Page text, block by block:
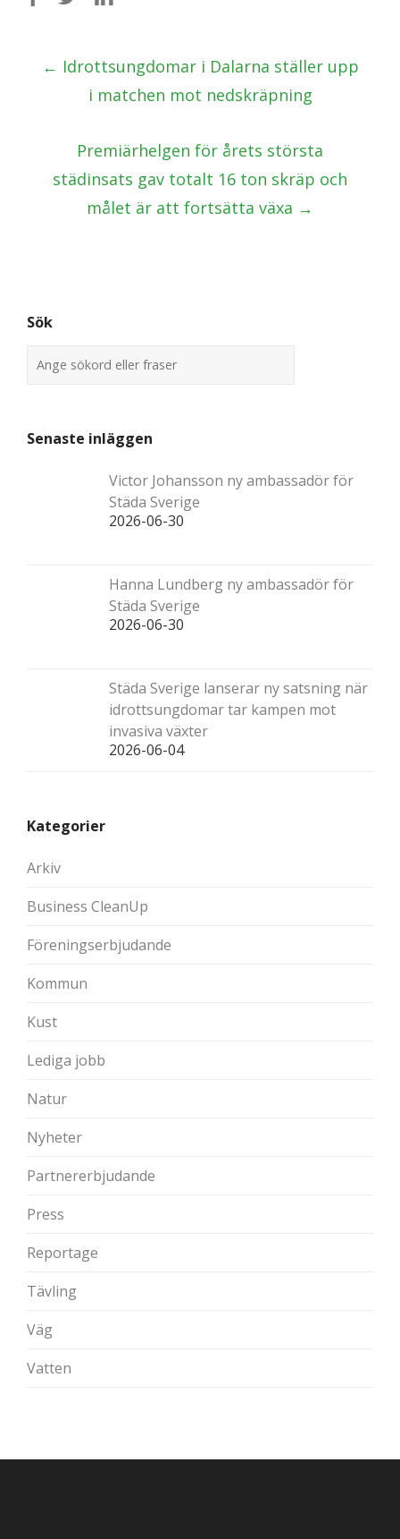
Post
navigation
← Idrottsungdomar i Dalarna ställer upp
i matchen mot nedskräpning
Premiärhelgen för årets största
städinsats gav totalt 16 ton skräp och
målet är att fortsätta växa →
Sök
Senaste inläggen
Victor Johansson ny ambassadör för
Städa Sverige
2026-06-30
Hanna Lundberg ny ambassadör för
Städa Sverige
2026-06-30
Städa Sverige lanserar ny satsning när
idrottsungdomar tar kampen mot
invasiva växter
2026-06-04
Kategorier
Arkiv
Business CleanUp
Föreningserbjudande
Kommun
Kust
Lediga jobb
Natur
Nyheter
Partnererbjudande
Press
Reportage
Tävling
Väg
Vatten